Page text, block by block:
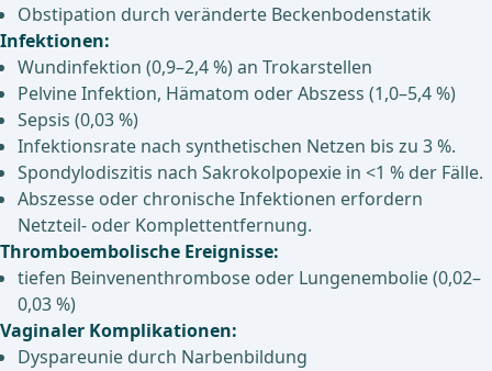
Obstipation durch veränderte Beckenbodenstatik
Infektionen:
Wundinfektion (0,9–2,4 %) an Trokarstellen
Pelvine Infektion, Hämatom oder Abszess (1,0–5,4 %)
Sepsis (0,03 %)
Infektionsrate nach synthetischen Netzen bis zu 3 %.
Spondylodiszitis nach Sakrokolpopexie in <1 % der Fälle.
Abszesse oder chronische Infektionen erfordern
Netzteil- oder Komplettentfernung.
Thromboembolische Ereignisse:
tiefen Beinvenenthrombose oder Lungenembolie (0,02–
0,03 %)
Vaginaler Komplikationen:
Dyspareunie durch Narbenbildung